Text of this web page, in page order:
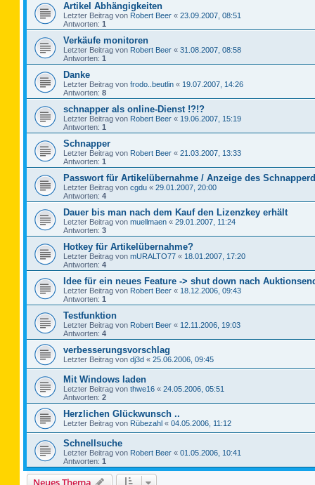
Artikel Abhängigkeiten
Letzter Beitrag von Robert Beer « 23.09.2007, 08:51
Antworten: 1
Verkäufe monitoren
Letzter Beitrag von Robert Beer « 31.08.2007, 08:58
Antworten: 1
Danke
Letzter Beitrag von frodo..beutlin « 19.07.2007, 14:26
Antworten: 8
schnapper als online-Dienst !?!?
Letzter Beitrag von Robert Beer « 19.06.2007, 15:19
Antworten: 1
Schnapper
Letzter Beitrag von Robert Beer « 21.03.2007, 13:33
Antworten: 1
Passwort für Artikelübernahme / Anzeige des
Letzter Beitrag von cgdu « 29.01.2007, 20:00
Antworten: 4
Dauer bis man nach dem Kauf den Lizenzkey erhält
Letzter Beitrag von muellmaen « 29.01.2007, 11:24
Antworten: 3
Hotkey für Artikelübernahme?
Letzter Beitrag von mURALTO77 « 18.01.2007, 17:20
Antworten: 4
Idee für ein neues Feature -> shut down nach
Letzter Beitrag von Robert Beer « 18.12.2006, 09:43
Antworten: 1
Testfunktion
Letzter Beitrag von Robert Beer « 12.11.2006, 19:03
Antworten: 4
verbesserungsvorschlag
Letzter Beitrag von dj3d « 25.06.2006, 09:45
Mit Windows laden
Letzter Beitrag von thwe16 « 24.05.2006, 05:51
Antworten: 2
Herzlichen Glückwunsch ..
Letzter Beitrag von Rübezahl « 04.05.2006, 11:12
Schnellsuche
Letzter Beitrag von Robert Beer « 01.05.2006, 10:41
Antworten: 1
Neues Thema